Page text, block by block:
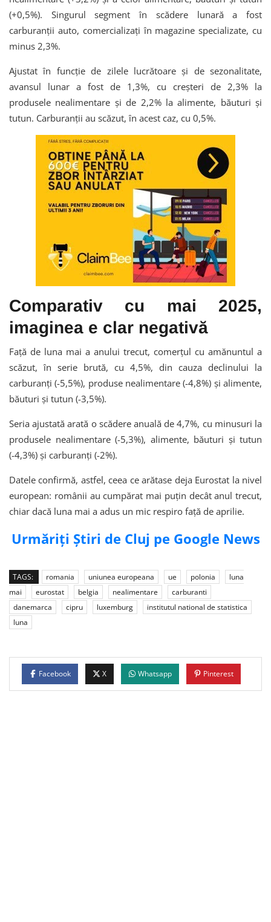
(+0,5%). Singurul segment în scădere lunară a fost
carburanții auto, comercializați în magazine specializate, cu
minus 2,3%.
Ajustat în funcție de zilele lucrătoare și de sezonalitate,
avansul lunar a fost de 1,3%, cu creșteri de 2,3% la
produsele nealimentare și de 2,2% la alimente, băuturi și
tutun. Carburanții au scăzut, în acest caz, cu 0,5%.
Comparativ cu mai 2025,
imaginea e clar negativă
Față de luna mai a anului trecut, comerțul cu amănuntul a
scăzut, în serie brută, cu 4,5%, din cauza declinului la
carburanți (-5,5%), produse nealimentare (-4,8%) și alimente,
băuturi și tutun (-3,5%).
Seria ajustată arată o scădere anuală de 4,7%, cu minusuri la
produsele nealimentare (-5,3%), alimente, băuturi și tutun
(-4,3%) și carburanți (-2%).
Datele confirmă, astfel, ceea ce arătase deja Eurostat la nivel
european: românii au cumpărat mai puțin decât anul trecut,
chiar dacă luna mai a adus un mic respiro față de aprilie.
Urmăriți Știri de Cluj pe Google News
TAGS: romania uniunea europeana ue polonia
luna
mai
eurostat belgia nealimentare
carburanti
danemarca
cipru luxemburg
institutul national de statistica
luna
Facebook X Whatsapp Pinterest